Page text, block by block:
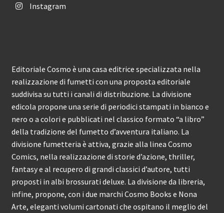
Instagram
Editoriale Cosmo è una casa editrice specializzata nella
realizzazione di fumetti con una proposta editoriale
suddivisa su tutti i canali di distribuzione. La divisione
edicola propone una serie di periodici stampati in bianco e
nero o a colori e pubblicati nel classico formato “a libro”
della tradizione del fumetto d’avventura italiano. La
divisione fumetteria è attiva, grazie alla linea Cosmo
Comics, nella realizzazione di storie d’azione, thriller,
fantasy e al recupero di grandi classici d’autore, tutti
proposti in albi brossurati deluxe. La divisione da libreria,
infine, propone, con i due marchi Cosmo Books e Nona
Arte, eleganti volumi cartonati che ospitano il meglio del